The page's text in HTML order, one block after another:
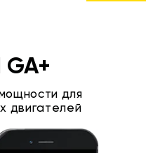
GA+
для
двигателей